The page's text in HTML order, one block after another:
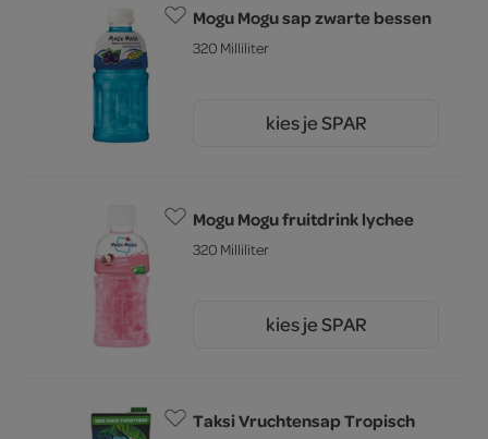
Mogu Mogu sap zwarte bessen
320 Milliliter
kies je SPAR
Mogu Mogu fruitdrink lychee
320 Milliliter
kies je SPAR
Taksi Vruchtensap Tropisch